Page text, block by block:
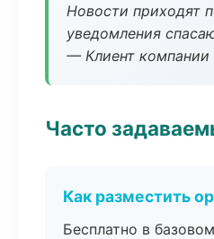
Новости приходят
уведомления
— Клиент компании
Часто
Как разместить
Бесплатно в